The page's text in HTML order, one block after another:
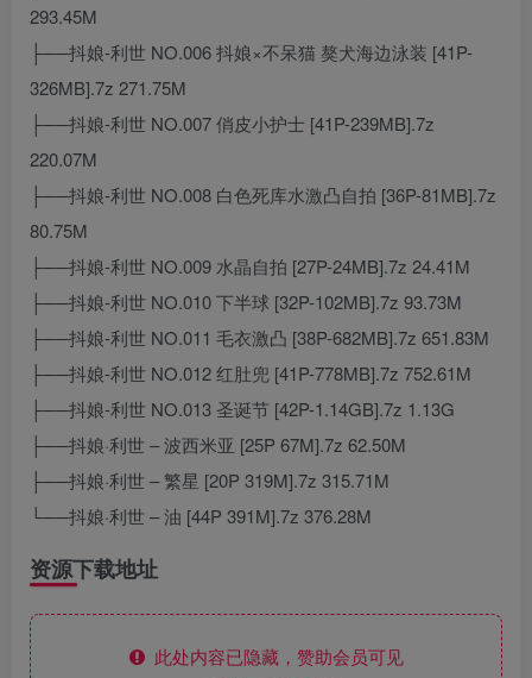
293.45M
├──抖娘-利世 NO.006 抖娘×不呆猫 獒犬海边泳装 [41P-
326MB].7z 271.75M
├──抖娘-利世 NO.007 俏皮小护士 [41P-239MB].7z
220.07M
├──抖娘-利世 NO.008 白色死库水激凸自拍 [36P-81MB].7z
80.75M
├──抖娘-利世 NO.009 水晶自拍 [27P-24MB].7z 24.41M
├──抖娘-利世 NO.010 下半球 [32P-102MB].7z 93.73M
├──抖娘-利世 NO.011 毛衣激凸 [38P-682MB].7z 651.83M
├──抖娘-利世 NO.012 红肚兜 [41P-778MB].7z 752.61M
├──抖娘-利世 NO.013 圣诞节 [42P-1.14GB].7z 1.13G
├──抖娘·利世 – 波西米亚 [25P 67M].7z 62.50M
├──抖娘·利世 – 繁星 [20P 319M].7z 315.71M
└──抖娘·利世 – 油 [44P 391M].7z 376.28M
资源下载地址
此处内容已隐藏，赞助会员可见